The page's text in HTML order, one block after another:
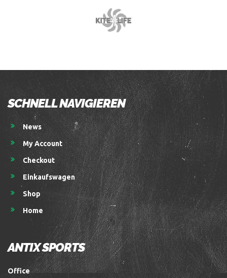
SCHNELL NAVIGIEREN
News
My Account
Checkout
Einkaufswagen
Shop
Home
ANTIX SPORTS
Office